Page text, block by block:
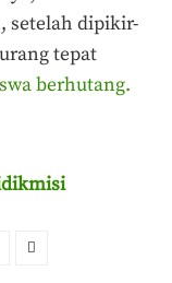
setelah dipikir-
tepat
berhutang.